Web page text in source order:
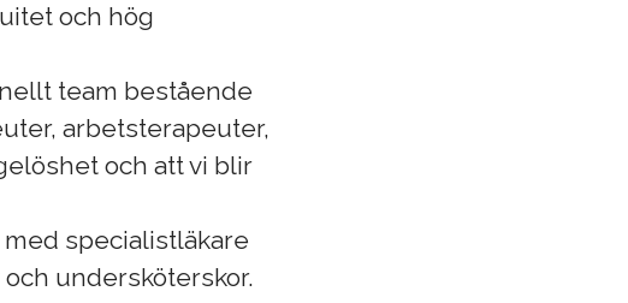
och hög
team bestående
arbetsterapeuter,
och att vi blir
specialistläkare
undersköterskor.